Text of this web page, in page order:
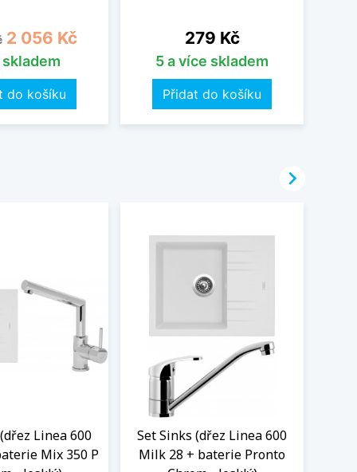
Cena
2 056 Kč
skladem
do košíku
Cena
279 Kč
5 a více skladem
Přidat do košíku
Linea 600
Mix 350 P
Set Sinks (dřez Linea 600
Milk 28 + baterie Pronto
